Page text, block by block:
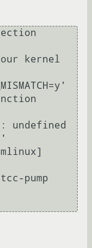
kernel
undefined
pump